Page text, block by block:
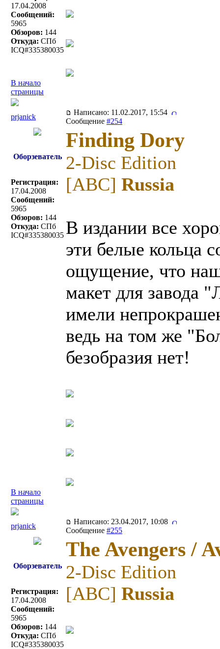
17.04.2008
Сообщений:
5965
Обзоров: 144
Откуда: СПб
ICQ#335380035
В начало
страницы
prjanick
Написано: 11.02.2017, 15:54
Сообщение #254
Оборзеватель
Регистрация:
17.04.2008
Сообщений:
5965
Обзоров: 144
Откуда: СПб
ICQ#335380035
Finding Dory
2-Disc Edition
[ABC] Russia
В издании все
эти белые кольца
ощущение, что
макет для завода
имели
ведь на том же
безобразия нет!
В начало
страницы
prjanick
Написано: 23.04.2017, 10:08
Сообщение #255
Оборзеватель
Регистрация:
17.04.2008
Сообщений:
5965
Обзоров: 144
Откуда: СПб
ICQ#335380035
The Avengers /
2-Disc Edition
[ABC] Russia